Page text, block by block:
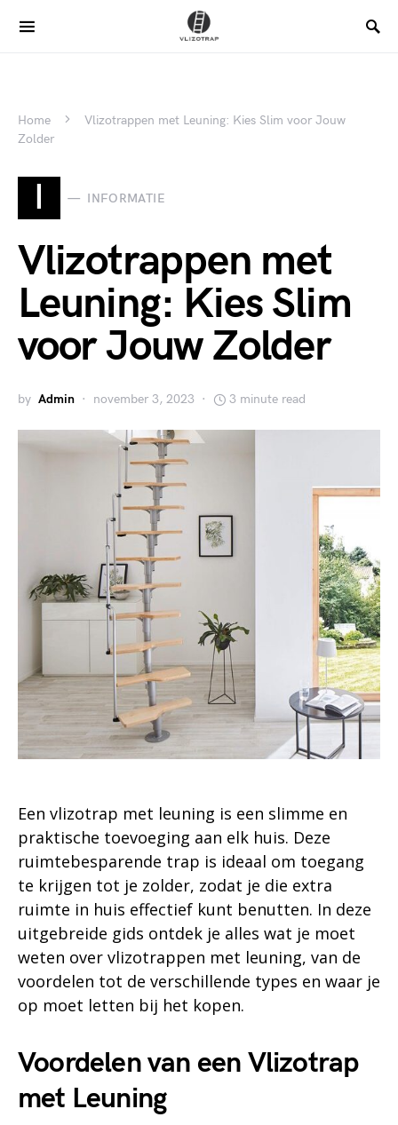
Home
Vlizotrappen met Leuning: Kies Slim voor Jouw
Zolder
I INFORMATIE
Vlizotrappen met
Leuning: Kies Slim
voor Jouw Zolder
by Admin november 3, 2023 3 minute read
Een vlizotrap met leuning is een slimme en
praktische toevoeging aan elk huis. Deze
ruimtebesparende trap is ideaal om toegang
te krijgen tot je zolder, zodat je die extra
ruimte in huis effectief kunt benutten. In deze
uitgebreide gids ontdek je alles wat je moet
weten over vlizotrappen met leuning, van de
voordelen tot de verschillende types en waar je
op moet letten bij het kopen.
Voordelen van een Vlizotrap
met Leuning